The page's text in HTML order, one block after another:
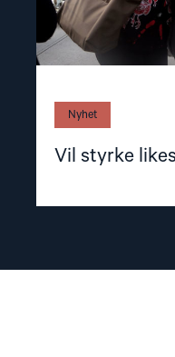
Nyhet
Vil styrke